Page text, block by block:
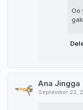
Oo
Ana Jingga
September 22,